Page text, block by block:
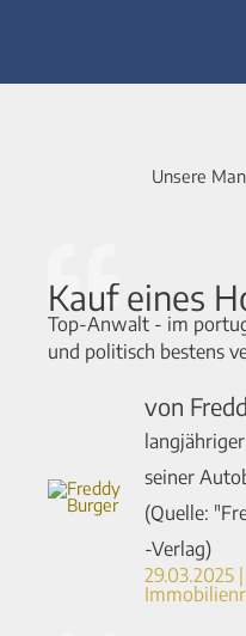
Unsere
Kauf eines
Top-Anwalt - im
und politisch bestens
von
seiner
(Quelle:
-Verlag)
29.03.2025